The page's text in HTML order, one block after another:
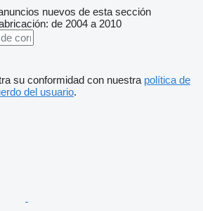
nuevos de esta sección
de 2004 a 2010
su conformidad con nuestra política de
del usuario.